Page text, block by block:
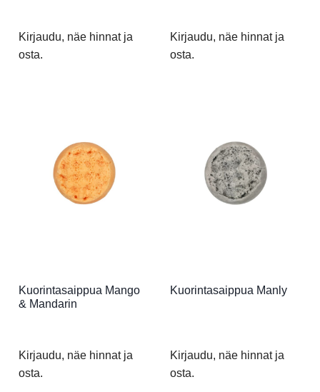
Kirjaudu, näe hinnat ja
osta.
Kirjaudu, näe hinnat ja
osta.
Kuorintasaippua Mango
& Mandarin
Kirjaudu, näe hinnat ja
osta.
Kuorintasaippua Manly
Kirjaudu, näe hinnat ja
osta.